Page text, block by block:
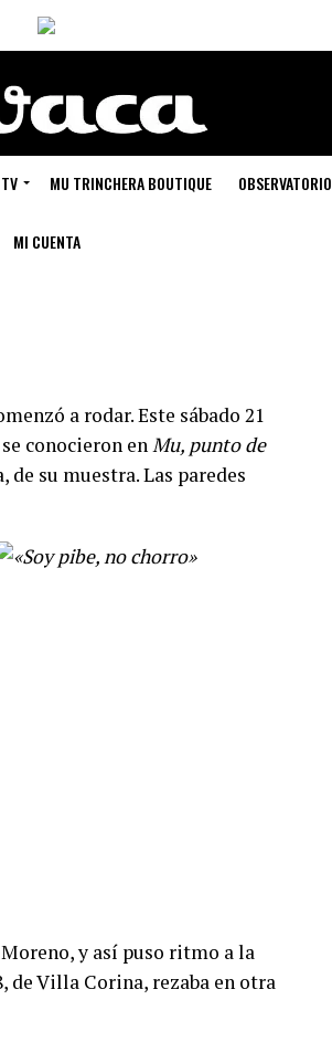
TV MU TRINCHERA BOUTIQUE
MI CUENTA
a rodar. Este sábado 21
conocieron enMu, punto de
su muestra. Las paredes
y así puso ritmo a la
de Villa Corina, rezaba en otra